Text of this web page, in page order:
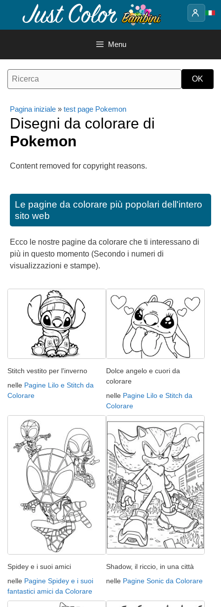
contenuto
Menu
Pagina iniziale » test page Pokemon
Disegni da colorare di
Pokemon
Content removed for copyright reasons.
Le pagine da colorare più popolari dell'intero
sito web
Ecco le nostre pagine da colorare che ti interessano di
più in questo momento (Secondo i numeri di
visualizzazioni e stampe).
Stitch vestito per l'inverno
nelle Pagine Lilo e Stitch da
Colorare
Dolce angelo e cuori da
colorare
nelle Pagine Lilo e Stitch da
Colorare
Spidey e i suoi amici
nelle Pagine Spidey e i suoi
fantastici amici da Colorare
Shadow, il riccio, in una città
nelle Pagine Sonic da Colorare